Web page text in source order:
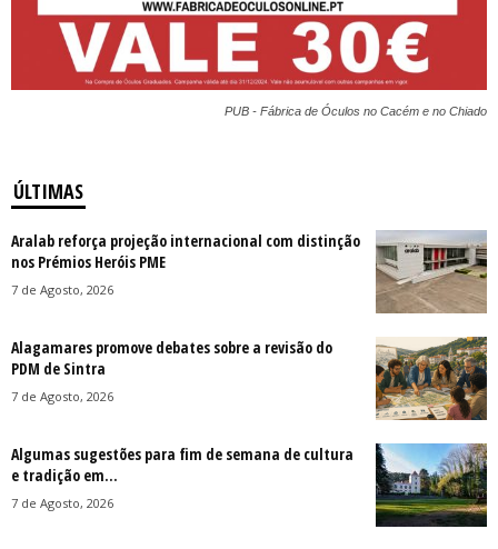
PUB - Fábrica de Óculos no Cacém e no Chiado
ÚLTIMAS
Aralab reforça projeção internacional com distinção
nos Prémios Heróis PME
7 de Agosto, 2026
Alagamares promove debates sobre a revisão do
PDM de Sintra
7 de Agosto, 2026
Algumas sugestões para fim de semana de cultura
e tradição em...
7 de Agosto, 2026